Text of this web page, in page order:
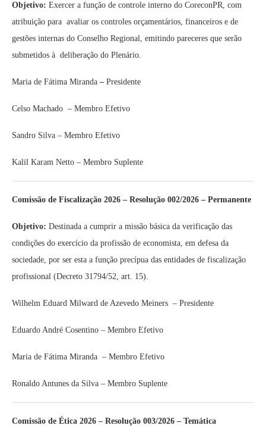
Objetivo: Exercer a função de controle interno do CoreconPR, com
atribuição para avaliar os controles orçamentários, financeiros e de
gestões internas do Conselho Regional, emitindo pareceres que serão
submetidos à deliberação do Plenário.
Maria de Fátima Miranda – Presidente
Celso Machado – Membro Efetivo
Sandro Silva – Membro Efetivo
Kalil Karam Netto – Membro Suplente
Comissão de Fiscalização 2026 – Resolução 002/2026 – Permanente
Objetivo: Destinada a cumprir a missão básica da verificação das
condições do exercício da profissão de economista, em defesa da
sociedade, por ser esta a função precípua das entidades de fiscalização
profissional (Decreto 31794/52, art. 15).
Wilhelm Eduard Milward de Azevedo Meiners – Presidente
Eduardo André Cosentino – Membro Efetivo
Maria de Fátima Miranda – Membro Efetivo
Ronaldo Antunes da Silva – Membro Suplente
Comissão de Ética 2026 – Resolução 003/2026 – Temática